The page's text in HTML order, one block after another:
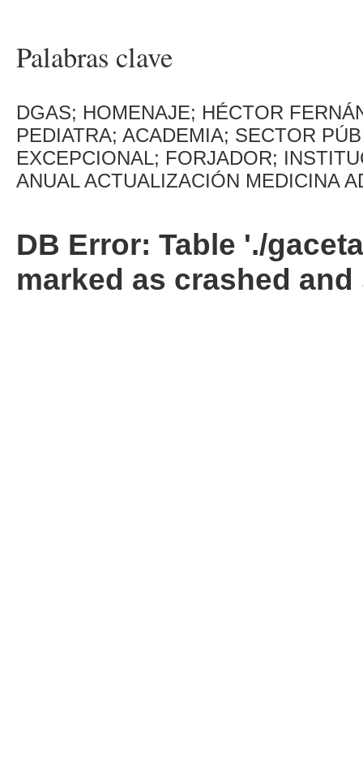
Palabras clave
DGAS; HOMENAJE; HÉCTOR
PEDIATRA; ACADEMIA; SECTOR
EXCEPCIONAL; FORJADOR;
ANUAL ACTUALIZACIÓN MEDICINA
DB Error: Table './
marked as crashed